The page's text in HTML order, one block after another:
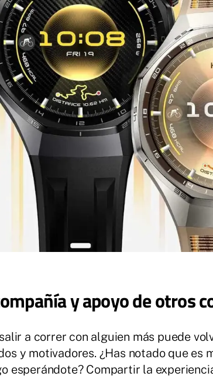
y apoyo de otros
a correr con alguien más puede
y motivadores. ¿Has notado que es
esperándote? Compartir la